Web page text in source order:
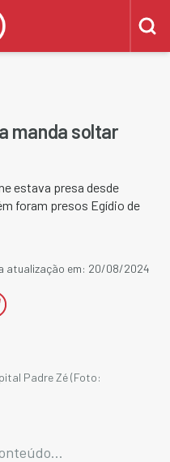
manda soltar
estava presa desde
foram presos Egídio de
atualização em: 20/08/2024
Padre Zé (Foto: